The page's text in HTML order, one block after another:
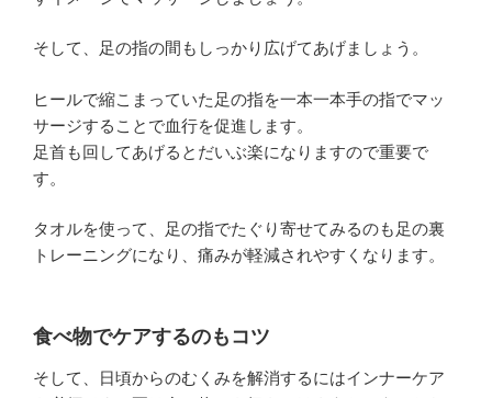
そして、足の指の間もしっかり広げてあげましょう。
ヒールで縮こまっていた足の指を一本一本手の指でマッ
サージすることで血行を促進します。
足首も回してあげるとだいぶ楽になりますので重要で
す。
タオルを使って、足の指でたぐり寄せてみるのも足の裏
トレーニングになり、痛みが軽減されやすくなります。
食べ物でケアするのもコツ
そして、日頃からのむくみを解消するにはインナーケア